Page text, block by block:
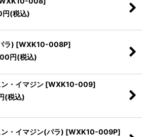
円(税込)
ラ) [WXK10-008P]
円(税込)
・イマジン [WXK10-009]
(税込)
・イマジン(パラ) [WXK10-009P]